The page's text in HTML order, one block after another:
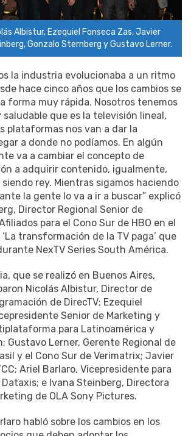
Albistur, Ezequiel Fonseca Zas, Javier
Gonzalo Sternberg y Gustavo Lerner.
la industria evolucionaba a un ritmo
hace cinco años que los cambios se
forma muy rápida. Nosotros tenemos
que es la televisión lineal,
plataformas nos van a dar la
a donde no podíamos. En algún
va a cambiar el concepto de
a adquirir contenido, igualmente,
rey. Mientras sigamos haciendo
la gente lo va a ir a buscar” explicó
Director Regional Senior de
para el Cono Sur de HBO en el
transformación de la TV paga’ que
NexTV Series South América.
que se realizó en Buenos Aires,
Nicolás Albistur, Director de
de DirecTV; Ezequiel
Senior de Marketing y
para Latinoamérica y
Gustavo Lerner, Gerente Regional de
y el Cono Sur de Verimatrix; Javier
Ariel Barlaro, Vicepresidente para
e Ivana Steinberg, Directora
de OLA Sony Pictures.
habló sobre los cambios en los